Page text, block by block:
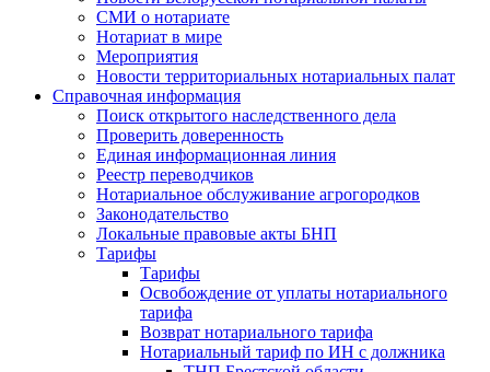
СМИ о нотариате
Нотариат в мире
Мероприятия
Новости территориальных нотариальных палат
Справочная информация
Поиск открытого наследственного дела
Проверить доверенность
Единая информационная линия
Реестр переводчиков
Нотариальное обслуживание агрогородков
Законодательство
Локальные правовые акты БНП
Тарифы
Тарифы
Освобождение от уплаты нотариального
тарифа
Возврат нотариального тарифа
Нотариальный тариф по ИН с должника